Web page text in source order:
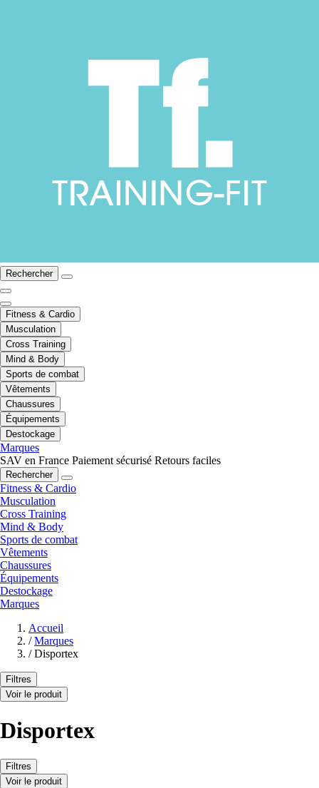
Rechercher
Fitness & Cardio
Musculation
Cross Training
Mind & Body
Sports de combat
Vêtements
Chaussures
Équipements
Destockage
Marques
SAV en France Paiement sécurisé Retours faciles
Rechercher
Fitness & Cardio
Musculation
Cross Training
Mind & Body
Sports de combat
Vêtements
Chaussures
Équipements
Destockage
Marques
Accueil
/ Marques
/ Disportex
Filtres
Voir le produit
Disportex
Filtres
Voir le produit